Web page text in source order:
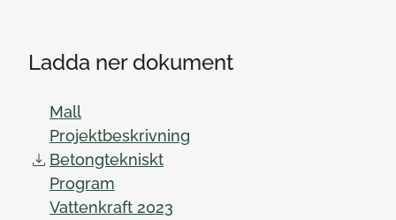
Ladda ner dokument
Mall
Projektbeskrivning
Betongtekniskt
Program
Vattenkraft 2023